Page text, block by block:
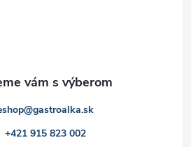
@gastroalka.sk
+421 915 823 002